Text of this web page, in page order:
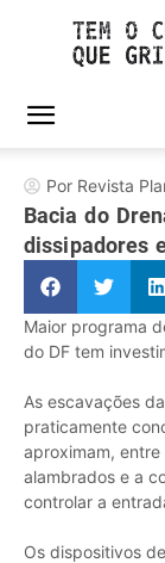
Por Revista
Bacia do
dissipadores
Maior programa
do DF tem
As escavações
praticamente
aproximam,
alambrados e a
controlar a
Os dispositivos